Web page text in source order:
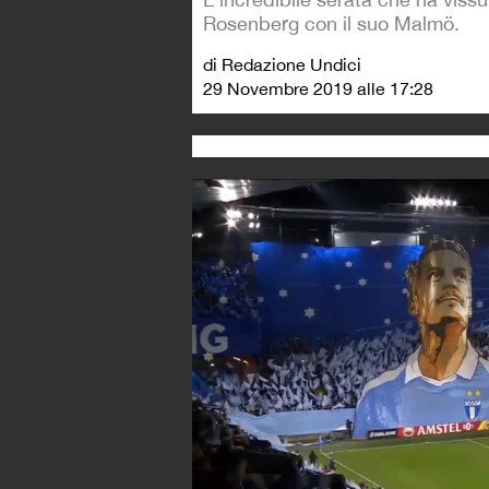
Rosenberg con il suo Malmö.
di Redazione Undici
29 Novembre 2019 alle 17:28